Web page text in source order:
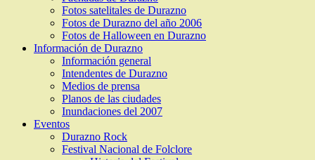
Fotos satelitales de Durazno
Fotos de Durazno del año 2006
Fotos de Halloween en Durazno
Información de Durazno
Información general
Intendentes de Durazno
Medios de prensa
Planos de las ciudades
Inundaciones del 2007
Eventos
Durazno Rock
Festival Nacional de Folclore